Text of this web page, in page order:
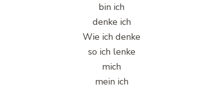
bin ich
denke ich
Wie ich denke
so ich lenke
mich
mein ich